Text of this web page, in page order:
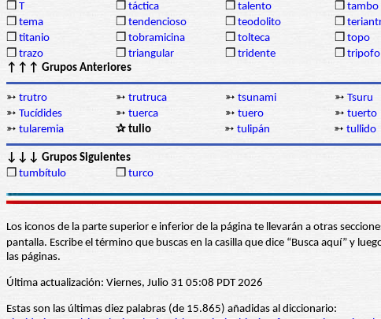
❒ T ❒ táctica ❒ talento ❒ tambo
❒ tema ❒ tendencioso ❒ teodolito ❒
❒ titanio ❒ tobramicina ❒ tolteca ❒ topo
❒ trazo ❒ triangular ❒ tridente ❒
↑↑↑ Grupos Anteriores
➳ trutro ➳ trutruca ➳ tsunami ➳ Tsuru
➳ Tucídides ➳ tuerca ➳ tuero ➳ tuerto
➳ tularemia ✰ tulio ➳ tulipán ➳ tullido
↓↓↓ Grupos Siguientes
❒ tumbítulo ❒ turco
Los iconos de la parte superior e inferior de la página te llevarán a otras
pantalla. Escribe el término que buscas en la casilla que dice “Busca aquí” y
las páginas.
Última actualización: Viernes, Julio 31 05:08 PDT 2026
Estas son las últimas diez palabras (de 15.865) añadidas al diccionario: